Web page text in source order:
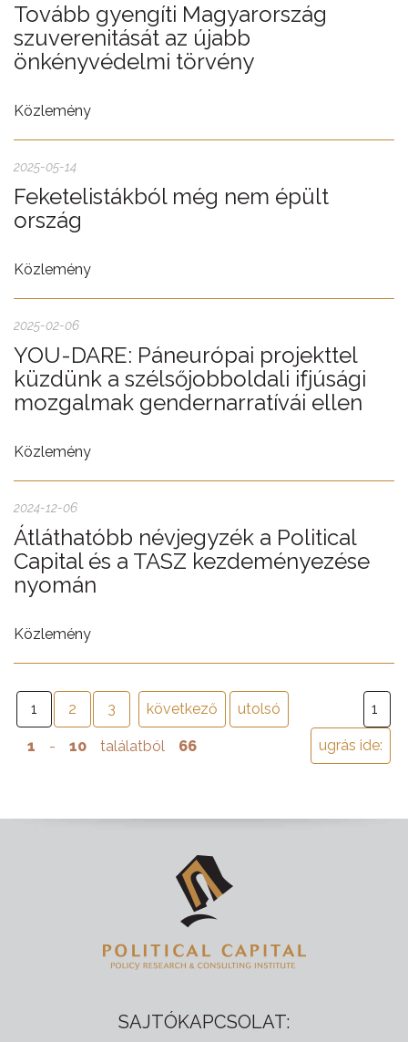
Tovább gyengíti Magyarország
szuverenitását az újabb
önkényvédelmi törvény
Közlemény
2025-05-14
Feketelistákból még nem épült
ország
Közlemény
2025-02-06
YOU-DARE: Páneurópai projekttel
küzdünk a szélsőjobboldali ifjúsági
mozgalmak gendernarratívái ellen
Közlemény
2024-12-06
Átláthatóbb névjegyzék a Political
Capital és a TASZ kezdeményezése
nyomán
Közlemény
1 2 3 következő utolsó
1 - 10 találatból 66
SAJTÓKAPCSOLAT: